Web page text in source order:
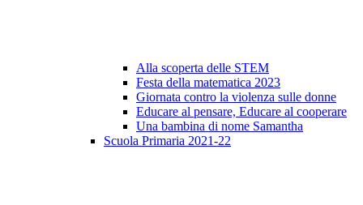
Alla scoperta delle STEM
Festa della matematica 2023
Giornata contro la violenza sulle donne
Educare al pensare, Educare al cooperare
Una bambina di nome Samantha
Scuola Primaria 2021-22